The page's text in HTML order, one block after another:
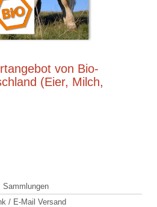
von Bio-
(Eier, Milch,
Sammlungen
/ E-Mail Versand